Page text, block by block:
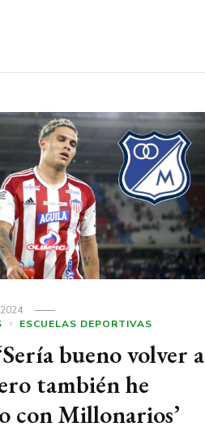
ESCUELAS DEPORTIVAS
bueno volver a
también he
con Millonarios’